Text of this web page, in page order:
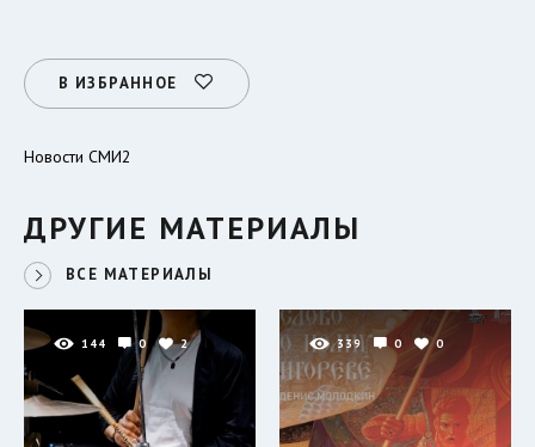
В ИЗБРАННОЕ
Новости СМИ2
ДРУГИЕ МАТЕРИАЛЫ
ВСЕ МАТЕРИАЛЫ
144 0 2 339 0 0